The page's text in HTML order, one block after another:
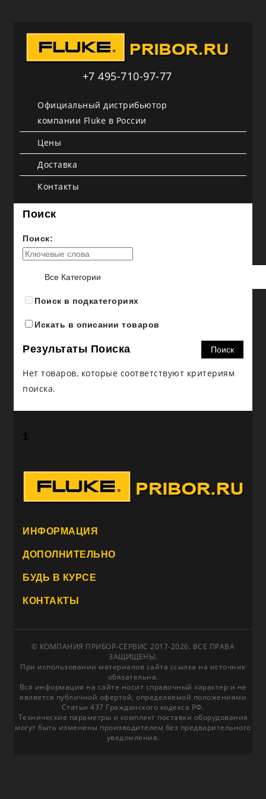
+7 495-710-97-77
Официальный дистрибьютор
компании Fluke в России
Цены
Доставка
Контакты
Поиск
Поиск:
Поиск в подкатегориях
Искать в описании товаров
Результаты Поиска
Нет товаров, которые соответствуют критериям
поиска.
1
ИНФОРМАЦИЯ
ДОПОЛНИТЕЛЬНО
БУДЬ В КУРСЕ
КОНТАКТЫ
© КОМПАНИЯ ПРИБОР-СЕРВИС 2017-2026. ВСЕ ПРАВА
ЗАЩИЩЕНЫ.
При использовании материалов сайта ссылка на источник
обязательна.
Вся информация на сайте носит справочный характер и не
является публичной офертой, определяемой положениями
Статьи 437 Гражданского кодекса РФ.
Технические параметры и комплект поставки оборудования
могут быть изменены производителем без предварительного
уведомления.